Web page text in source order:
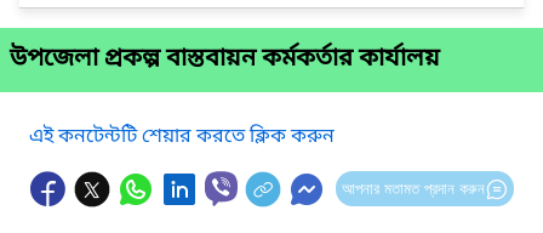
উপজেলা প্রকল্প বাস্তবায়ন কর্মকর্তার কার্যালয়
এই কনটেন্টটি শেয়ার করতে ক্লিক করুন
আপনার মতামত প্রদান করুন